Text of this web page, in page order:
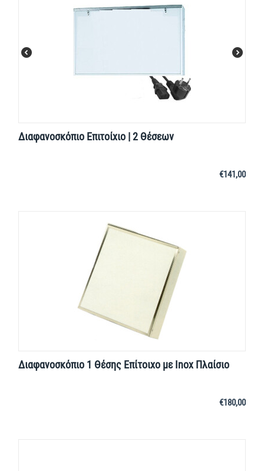
Διαφανοσκόπιο Επιτοίχιο | 2 Θέσεων
€141,00
Διαφανοσκόπιο 1 Θέσης Επίτοιχο με Inox Πλαίσιο
€180,00